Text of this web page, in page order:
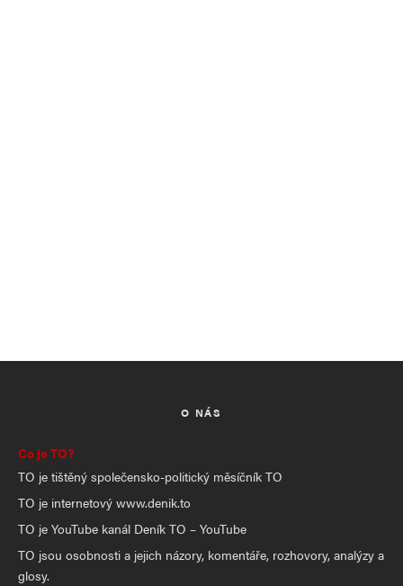
O NÁS
Co je TO?
TO je tištěný společensko-politický měsíčník TO
TO je internetový www.denik.to
TO je YouTube kanál Deník TO – YouTube
TO jsou osobnosti a jejich názory, komentáře, rozhovory, analýzy a
glosy.